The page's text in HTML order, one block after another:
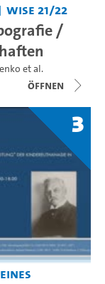
WiSe 21/22
/
et al.
Öffnen
3